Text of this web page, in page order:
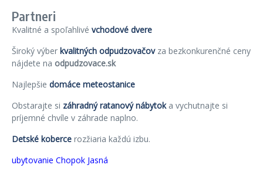
Partneri
Kvalitné a spoľahlivé vchodové dvere
Široký výber kvalitných odpudzovačovza bezkonkurenčné ceny
nájdete na odpudzovace.sk
Najlepšie domáce meteostanice
Obstarajte si záhradný ratanový nábytoka vychutnajte si
príjemné chvíle v záhrade naplno.
Detské koberce rozžiaria každú izbu.
ubytovanie Chopok Jasná